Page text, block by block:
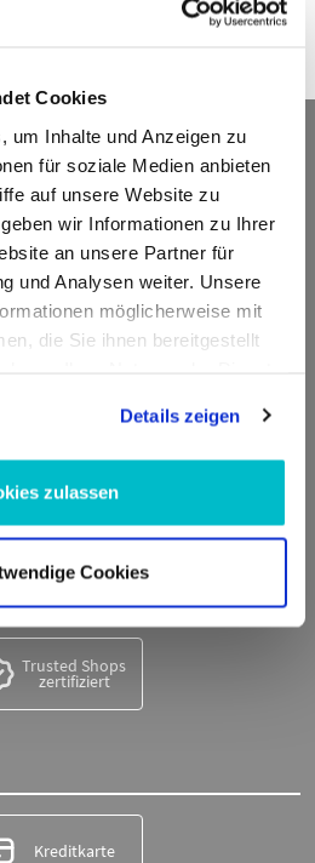
Cookies
um Inhalte und Anzeigen zu
für soziale Medien anbieten
auf unsere Website zu
wir Informationen zu Ihrer
an unsere Partner für
und Analysen weiter. Unsere
möglicherweise mit
die Sie ihnen bereitgestellt
Details zeigen
zulassen
Cookies
Trusted Shops
zertifiziert
Kreditkarte